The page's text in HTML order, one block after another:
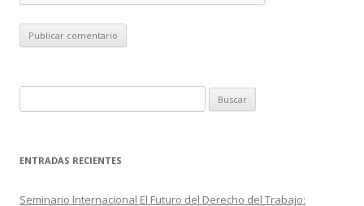
u
c
r
ENTRADAS RECIENTES
Seminario Internacional El Futuro del Derecho del Trabajo: